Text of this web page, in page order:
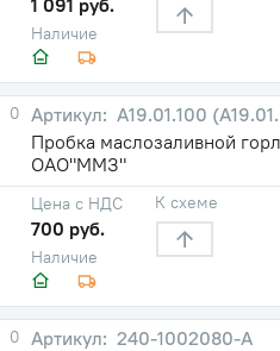
Наличие
0
А19.01.100
Пробка маслозаливной
ОАО"ММЗ"
Наличие
Цена с НДС
700 руб.
К схеме
0
240-1002080-А